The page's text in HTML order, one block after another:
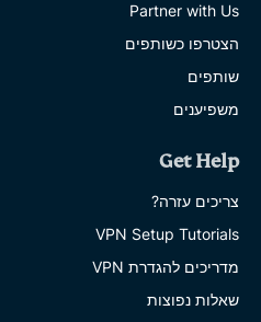
Partner with Us
הצטרפו כשותפים
שותפים
משפיענים
Get Help
צריכים עזרה?
VPN Setup Tutorials
מדריכים להגדרת VPN
שאלות נפוצות